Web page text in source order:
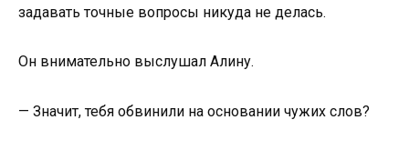
задавать точные вопросы никуда не делась.
Он внимательно выслушал Алину.
— Значит, тебя обвинили на основании чужих слов?